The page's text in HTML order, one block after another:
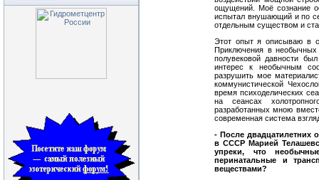
ощущений. Моё сознание
испытал внушающий и по
отдельным существом и
Этот опыт я описываю в
Приключения в
полувековой давности
интерес к необычным
разрушить мое
коммунистической
время психоделических
на сеансах
разработанных мною
современная система
- После двадцатилетних
в СССР Марией
упреки, что
перинатальные и
веществами?